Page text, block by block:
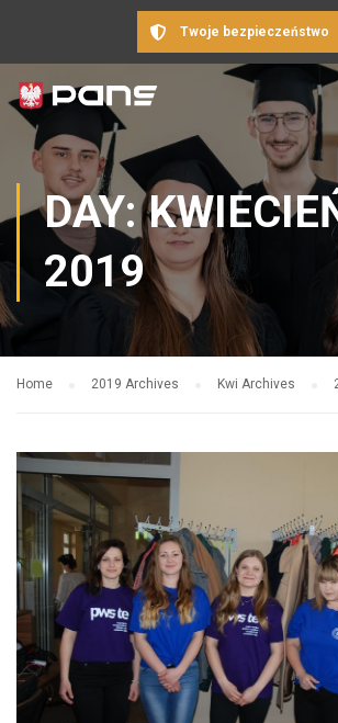
Twoje bezpieczeństwo
DAY:
2019
Home 2019 Archives Kwi Archives